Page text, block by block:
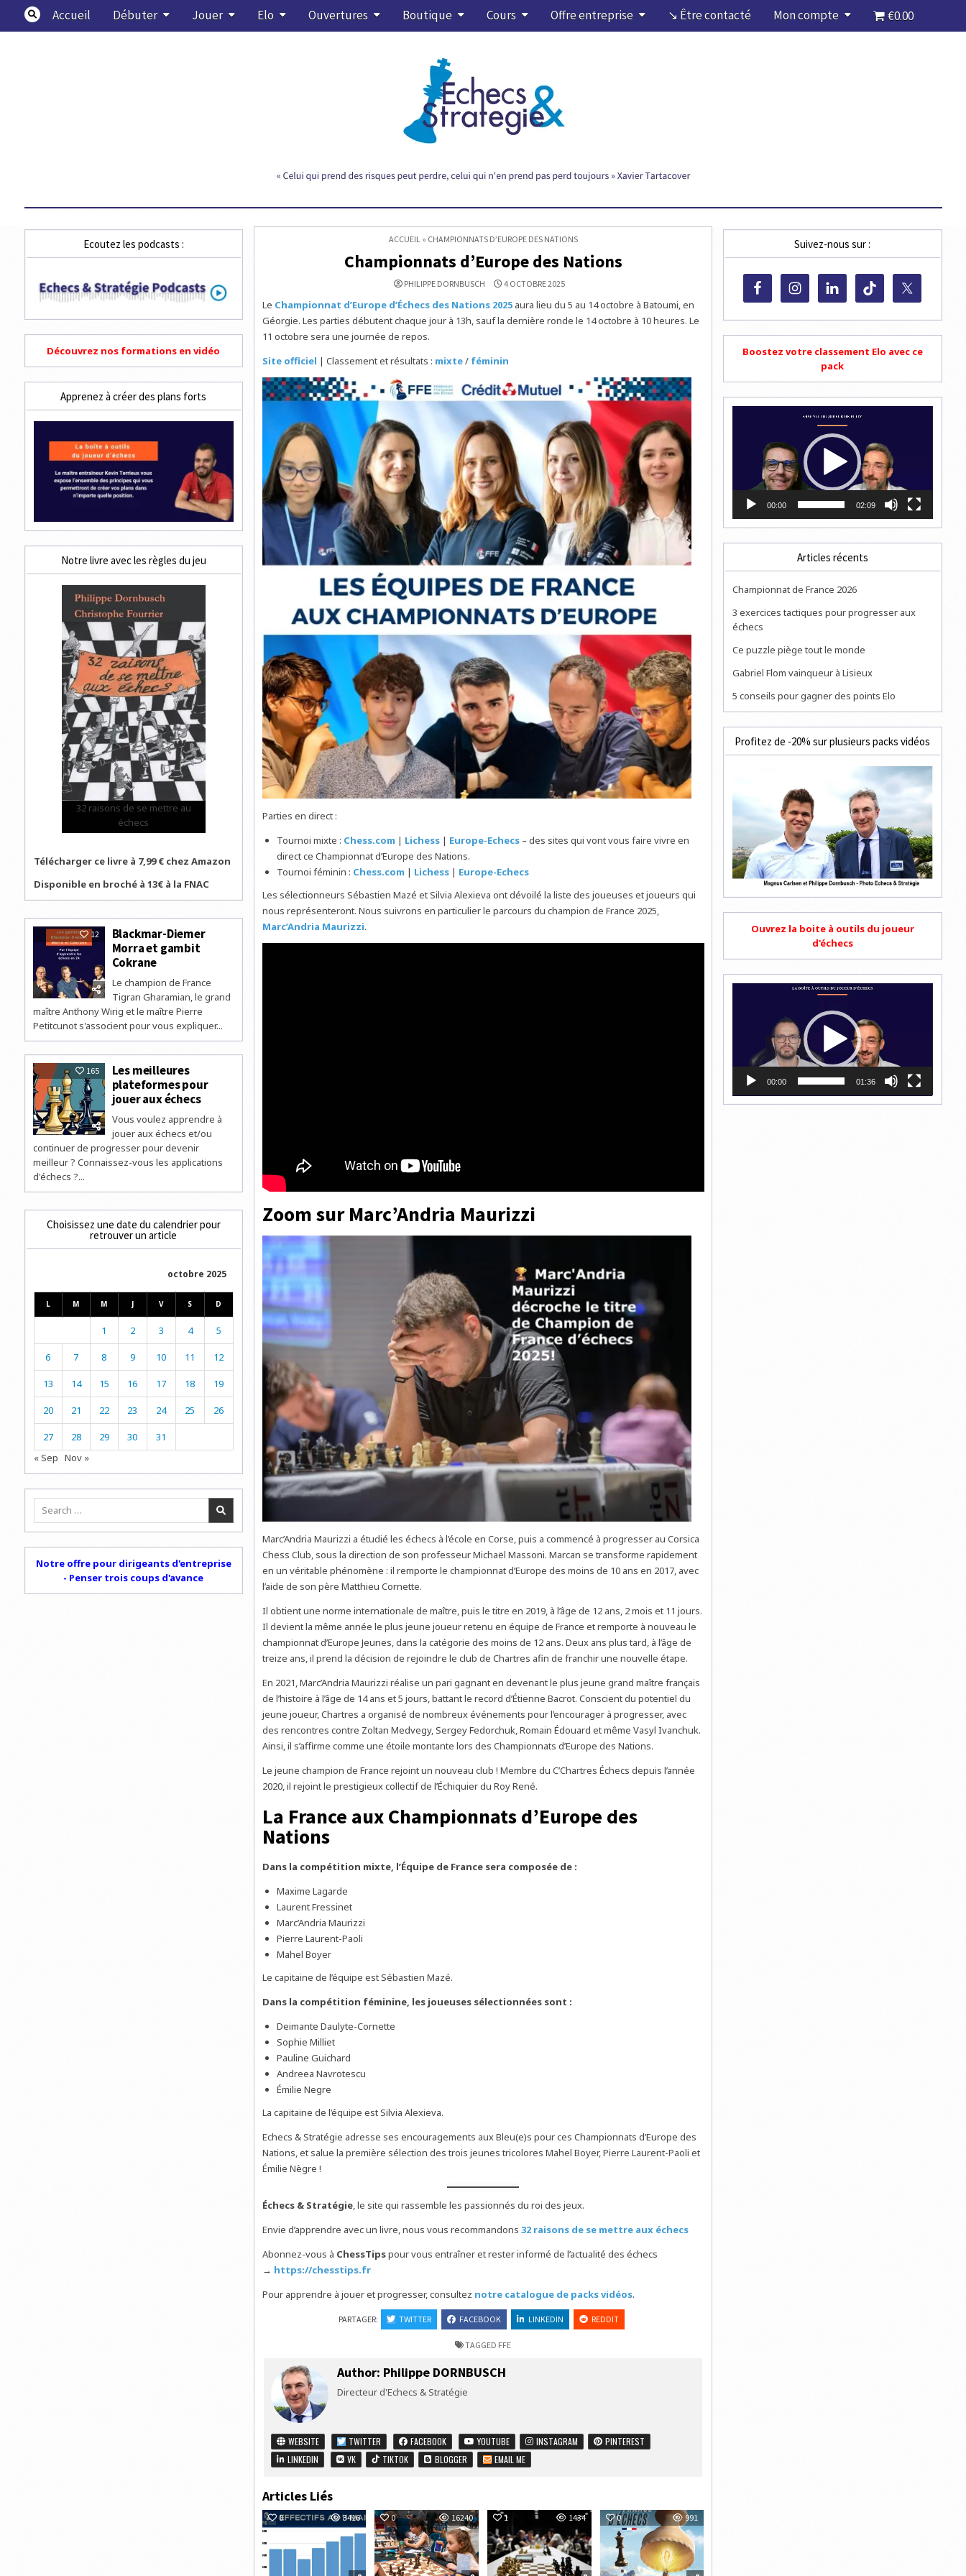
content
Accueil Débuter Jouer Elo Ouvertures Boutique Cours Offre entreprise ↘ Être contacté Mon compte €0.00
ACCUEIL» CHAMPIONNATS D’EUROPE DES NATIONS
Championnats d’Europe des Nations
PHILIPPE DORNBUSCH 4 OCTOBRE 2025
Le Championnat d’Europe d’Échecs des Nations 2025aura lieu du 5 au 14 octobre à Batoumi, en
Géorgie. Les parties débutent chaque jour à 13h, sauf la dernière ronde le 14 octobre à 10 heures. Le
11 octobre sera une journée de repos.
Site officiel | Classement et résultats : mixte/ féminin
Parties en direct :
Tournoi mixte : Chess.com | Lichess| Europe-Echecs– des sites qui vont vous faire vivre en
direct ce Championnat d’Europe des Nations.
Tournoi féminin : Chess.com | Lichess| Europe-Echecs
Les sélectionneurs Sébastien Mazé et Silvia Alexieva ont dévoilé la liste des joueuses et joueurs qui
nous représenteront. Nous suivrons en particulier le parcours du champion de France 2025,
Marc’Andria Maurizzi.
Zoom sur Marc’Andria Maurizzi
Marc’Andria Maurizzi a étudié les échecs à l’école en Corse, puis a commencé à progresser au Corsica
Chess Club, sous la direction de son professeur Michaël Massoni. Marcan se transforme rapidement
en un véritable phénomène : il remporte le championnat d’Europe des moins de 10 ans en 2017, avec
l’aide de son père Matthieu Cornette.
Il obtient une norme internationale de maître, puis le titre en 2019, à l’âge de 12 ans, 2 mois et 11 jours.
Il devient la même année le plus jeune joueur retenu en équipe de France et remporte à nouveau le
championnat d’Europe Jeunes, dans la catégorie des moins de 12 ans. Deux ans plus tard, à l’âge de
treize ans, il prend la décision de rejoindre le club de Chartres afin de franchir une nouvelle étape.
En 2021, Marc’Andria Maurizzi réalise un pari gagnant en devenant le plus jeune grand maître français
de l’histoire à l’âge de 14 ans et 5 jours, battant le record d’Étienne Bacrot. Conscient du potentiel du
jeune joueur, Chartres a organisé de nombreux événements pour l’encourager à progresser, avec
des rencontres contre Zoltan Medvegy, Sergey Fedorchuk, Romain Édouard et même Vasyl Ivanchuk.
Ainsi, il s’affirme comme une étoile montante lors des Championnats d’Europe des Nations.
Le jeune champion de France rejoint un nouveau club ! Membre du C’Chartres Échecs depuis l’année
2020, il rejoint le prestigieux collectif de l’Échiquier du Roy René.
La France aux Championnats d’Europe des
Nations
Dans la compétition mixte, l’Équipe de France sera composée de :
Maxime Lagarde
Laurent Fressinet
Marc’Andria Maurizzi
Pierre Laurent-Paoli
Mahel Boyer
Le capitaine de l’équipe est Sébastien Mazé.
Dans la compétition féminine, les joueuses sélectionnées sont :
Deimante Daulyte-Cornette
Sophie Milliet
Pauline Guichard
Andreea Navrotescu
Émilie Negre
La capitaine de l’équipe est Silvia Alexieva.
Echecs & Stratégie adresse ses encouragements aux Bleu(e)s pour ces Championnats d’Europe des
Nations, et salue la première sélection des trois jeunes tricolores Mahel Boyer, Pierre Laurent-Paoli et
Émilie Nègre !
Échecs & Stratégie, le site qui rassemble les passionnés du roi des jeux.
Envie d’apprendre avec un livre, nous vous recommandons 32 raisons de se mettre aux échecs
Abonnez-vous à ChessTipspour vous entraîner et rester informé de l’actualité des échecs
→ https://chesstips.fr
Pour apprendre à jouer et progresser, consultez notre catalogue de packs vidéos.
PARTAGER: TWITTER FACEBOOK LINKEDIN REDDIT
TAGGED FFE
Author: Philippe DORNBUSCH
Directeur d'Echecs & Stratégie
WEBSITE TWITTER FACEBOOK YOUTUBE INSTAGRAM
PINTEREST
LINKEDIN
VK TIKTOK BLOGGER EMAIL ME
Articles Liés
0 3416 0 16240 1 1434 0 991
Ecoutez les podcasts :
Découvrez nos formations en vidéo
Apprenez à créer des plans forts
Notre livre avec les règles du jeu
32 raisons de se mettre au
échecs
Télécharger ce livre à 7,99 € chez Amazon
Disponible en broché à 13€ à la FNAC
12
Blackmar-Diemer
Morra et gambit
Cokrane
Le champion de France
Tigran Gharamian, le grand
maître Anthony Wirig et le maître Pierre
Petitcunot s'associent pour vous expliquer...
165
Les meilleures
plateformes pour
jouer aux échecs
Vous voulez apprendre à
jouer aux échecs et/ou
continuer de progresser pour devenir
meilleur ? Connaissez-vous les applications
d'échecs ?...
Choisissez une date du calendrier pour
retrouver un article
octobre 2025
L M M J V S D
1 2 3 4 5
6 7 8 9 10 11 12
13 14 15 16 17 18 19
20 21 22 23 24 25 26
27 28 29 30
31
« Sep Nov »
Search
Notre offre pour dirigeants d'entreprise
- Penser trois coups d'avance
Suivez-nous sur :
Boostez votre classement Elo avec ce
pack
00:00 02:09
Articles récents
Championnat de France 2026
3 exercices tactiques pour progresser aux
échecs
Ce puzzle piège tout le monde
Gabriel Flom vainqueur à Lisieux
5 conseils pour gagner des points Elo
Profitez de -20% sur plusieurs packs vidéos
Ouvrez la boite à outils du joueur
d'échecs
00:00 01:36